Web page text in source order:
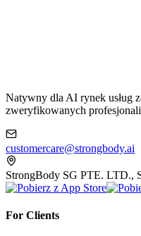
Natywny dla AI rynek usług
zweryfikowanych
customercare@strongbody.ai
StrongBody SG PTE. LTD.,
For Clients